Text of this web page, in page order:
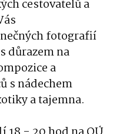
cestovatelů a
fotografií
důrazem na
a
s nádechem
a tajemna.